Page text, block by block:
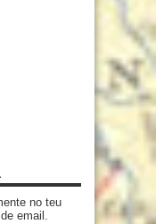
no teu
email.